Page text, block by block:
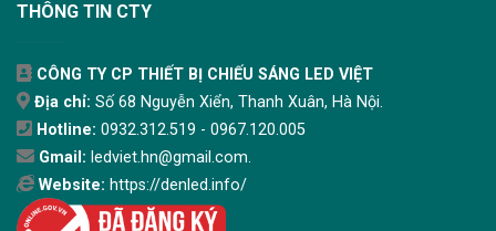
THÔNG TIN CTY
CÔNG TY CP THIẾT BỊ CHIẾU SÁNG LED VIỆT
Địa chỉ: Số 68 Nguyễn Xiển, Thanh Xuân, Hà Nội.
Hotline: 0932.312.519 - 0967.120.005
Gmail: ledviet.hn@gmail.com.
Website: https://denled.info/